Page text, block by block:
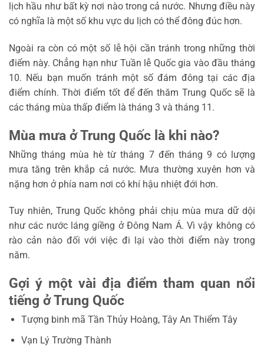
lịch hầu như bất kỳ nơi nào trong cả nước. Nhưng điều này
có nghĩa là một số khu vực du lịch có thể đông đúc hơn.
Ngoài ra còn có một số lễ hội cần tránh trong những thời
điểm này. Chẳng hạn như Tuần lễ Quốc gia vào đầu tháng
10. Nếu bạn muốn tránh một số đám đông tại các địa
điểm chính. Thời điểm tốt để đến thăm Trung Quốc sẽ là
các tháng mùa thấp điểm là tháng 3 và tháng 11.
Mùa mưa ở Trung Quốc là khi nào?
Những tháng mùa hè từ tháng 7 đến tháng 9 có lượng
mưa tăng trên khắp cả nước. Mưa thường xuyên hơn và
nặng hơn ở phía nam nơi có khí hậu nhiệt đới hơn.
Tuy nhiên, Trung Quốc không phải chịu mùa mưa dữ dội
như các nước láng giềng ở Đông Nam Á. Vì vậy không có
rào cản nào đối với việc đi lại vào thời điểm này trong
năm.
Gợi ý một vài địa điểm tham quan nổi
tiếng ở Trung Quốc
Tượng binh mã Tần Thủy Hoàng, Tây An Thiểm Tây
Vạn Lý Trường Thành